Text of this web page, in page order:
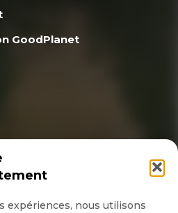
expériences, nous utilisons
GoodPlanet